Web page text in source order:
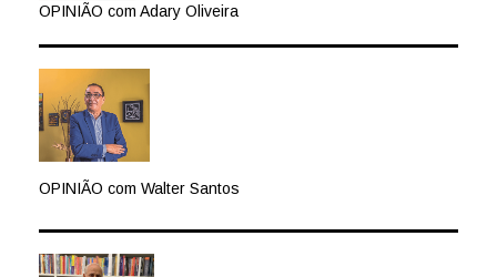
OPINIÃO com Adary Oliveira
OPINIÃO com Walter Santos